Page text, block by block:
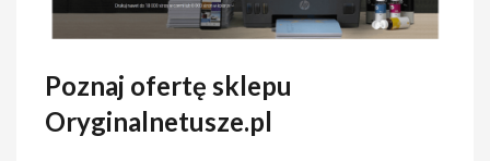
Poznaj ofertę sklepu
Oryginalnetusze.pl